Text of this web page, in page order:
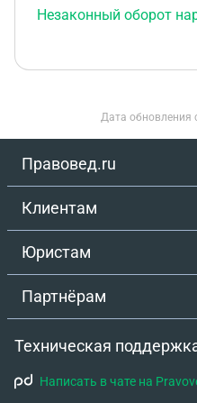
Незаконный оборот
Дата обновления
Правовед.ru
Клиентам
Юристам
Партнёрам
Техническая
Написать в чате на